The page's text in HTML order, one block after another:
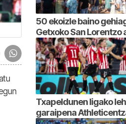
50 ekoizle baino
Getxoko San Lorentzo
Txapeldunen ligako
garaipena